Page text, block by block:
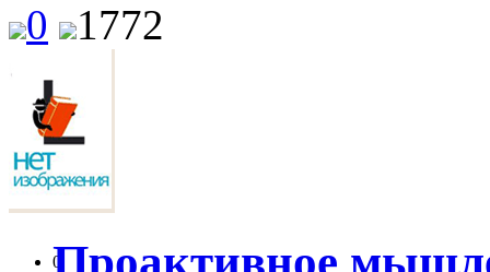
0 1772
0
Проактивное